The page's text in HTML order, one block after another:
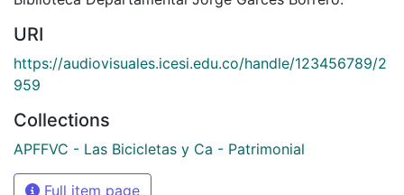
URI
https://audiovisuales.icesi.edu.co/handle/123456789/2
959
Collections
APFFVC - Las Bicicletas y Ca - Patrimonial
Full item page